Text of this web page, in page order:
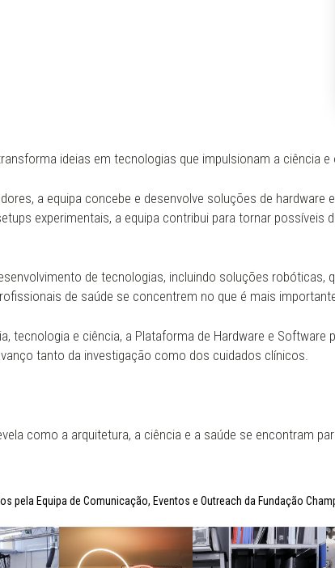
ideias em tecnologias que impulsionam a ciência e
a equipa concebe e desenvolve soluções de hardware
experimentais, a equipa contribui para tornar possíveis
de tecnologias, incluindo soluções robóticas,
de saúde se concentrem no que é mais
tecnologia e ciência, a Plataforma de Hardware e
tanto da investigação como dos cuidados clínicos.
como a arquitetura, a ciência e a saúde se encontram
Equipa de Comunicação, Eventos e Outreach da Fundação